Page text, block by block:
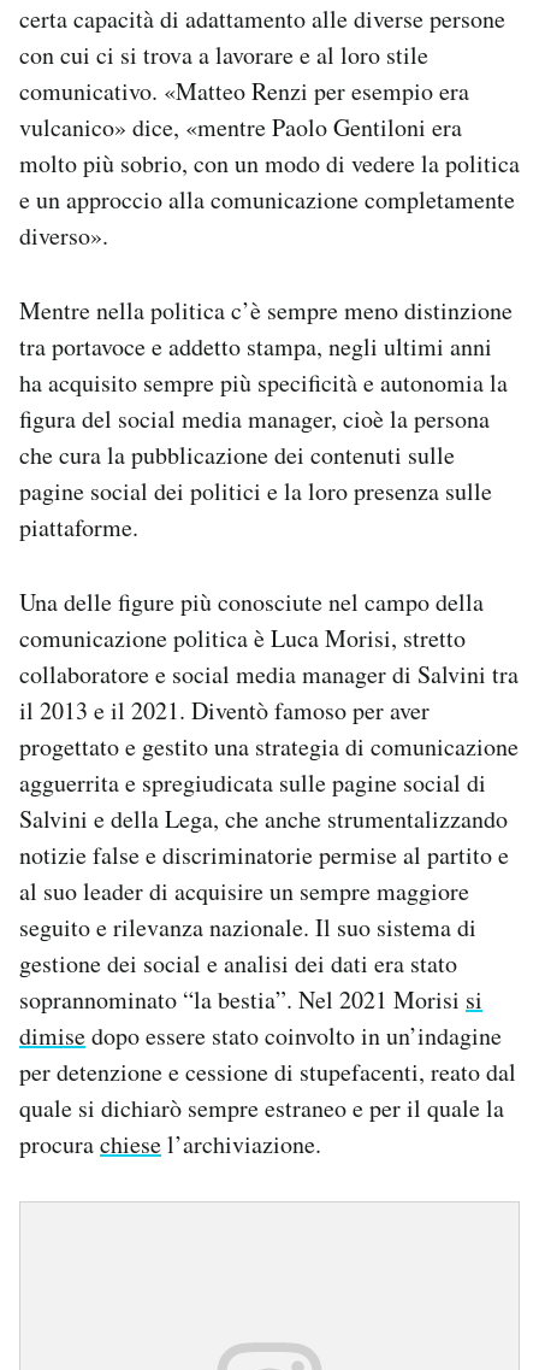
certa capacità di adattamento alle diverse persone
con cui ci si trova a lavorare e al loro stile
comunicativo. «Matteo Renzi per esempio era
vulcanico» dice, «mentre Paolo Gentiloni era
molto più sobrio, con un modo di vedere la politica
e un approccio alla comunicazione completamente
diverso».
Mentre nella politica c’è sempre meno distinzione
tra portavoce e addetto stampa, negli ultimi anni
ha acquisito sempre più specificità e autonomia la
figura del social media manager, cioè la persona
che cura la pubblicazione dei contenuti sulle
pagine social dei politici e la loro presenza sulle
piattaforme.
Una delle figure più conosciute nel campo della
comunicazione politica è Luca Morisi, stretto
collaboratore e social media manager di Salvini tra
il 2013 e il 2021. Diventò famoso per aver
progettato e gestito una strategia di comunicazione
agguerrita e spregiudicata sulle pagine social di
Salvini e della Lega, che anche strumentalizzando
notizie false e discriminatorie permise al partito e
al suo leader di acquisire un sempre maggiore
seguito e rilevanza nazionale. Il suo sistema di
gestione dei social e analisi dei dati era stato
soprannominato “la bestia”. Nel 2021 Morisi si
dimisedopo essere stato coinvolto in un’indagine
per detenzione e cessione di stupefacenti, reato dal
quale si dichiarò sempre estraneo e per il quale la
procurachiesel’archiviazione.